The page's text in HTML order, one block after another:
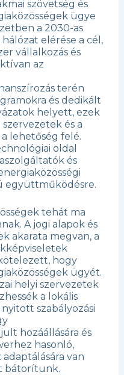
szövetség és
ügye
a 2030-as
elérése a cél,
vállalkozás és
az
terén
és dedikált
helyett, ezek
és a
lehetőség felé.
oldal
és
együttműködésre.
tehát ma
A jogi alapok és
akarata megvan, a
hogy
ügyét.
helyi szervezetek
a lokális
szabályozási
hozáállására és
hasonló,
van
bátorítunk.